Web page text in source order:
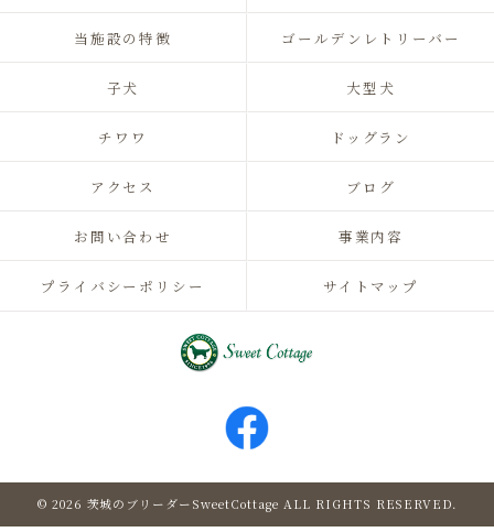
当施設の特徴 ゴールデンレトリーバー
子犬 大型犬
チワワ ドッグラン
アクセス ブログ
お問い合わせ 事業内容
プライバシーポリシー サイトマップ
© 2026 茨城のブリーダーSweetCottage ALL RIGHTS RESERVED.